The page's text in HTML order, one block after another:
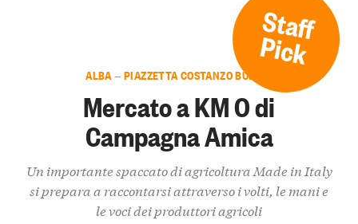
Staff
Pick
ALBA — PIAZZETTA COSTANZO BUBBIO
Mercato a KM 0 di
Campagna Amica
Un importante spaccato di agricoltura Made in Italy
si prepara a raccontarsi attraverso i volti, le mani e
le voci dei produttori agricoli